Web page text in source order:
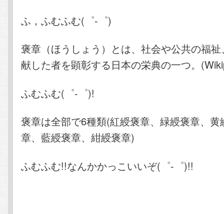
ふ，ふむふむ(゜-゜)
褒章（ほうしょう）とは、社会や公共の福
献した者を顕彰する日本の栄典の一つ。
ふむふむ(゜-゜)!
褒章は全部で6種類(紅綬褒章、緑綬褒章、
章、藍綬褒章、紺綬褒章)
ふむふむ!!なんかかっこいいぞ(゜-゜)!!